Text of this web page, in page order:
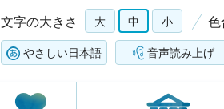
文字の大きさ 大 中 小 色
やさしい日本語 音声読み上げ